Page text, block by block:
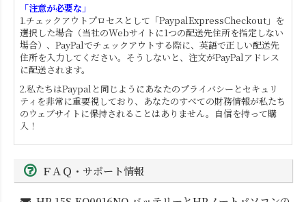
「注意が必要な」
1.チェックアウトプロセスとして「PaypalExpressCheckout」を
選択した場合（当社のWebサイトに1つの配送先住所を指定しない
場合）、PayPalでチェックアウトする際に、英語で正しい配送先
住所を入力してください。そうしないと、注文がPayPalアドレス
に配送されます。
2.私たちはPaypalと同じようにあなたのプライバシーとセキュリ
ティを非常に重要視しており、あなたのすべての財務情報が私たち
のウェブサイトに保持されることはありません。自信を持って購
入！
ＦＡＱ・サポート情報